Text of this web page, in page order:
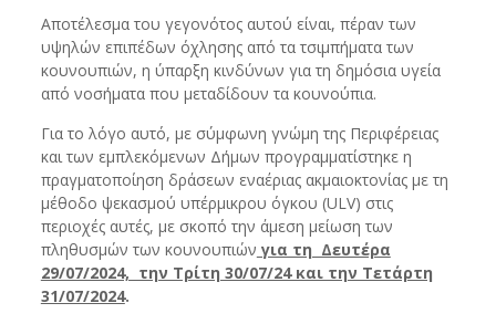
Αποτέλεσμα του γεγονότος αυτού είναι, πέραν των
υψηλών επιπέδων όχλησης από τα τσιμπήματα των
κουνουπιών, η ύπαρξη κινδύνων για τη δημόσια υγεία
από νοσήματα που μεταδίδουν τα κουνούπια.
Για το λόγο αυτό, με σύμφωνη γνώμη της Περιφέρειας
και των εμπλεκόμενων Δήμων προγραμματίστηκε η
πραγματοποίηση δράσεων εναέριας ακμαιοκτονίας με τη
μέθοδο ψεκασμού υπέρμικρου όγκου (ULV) στις
περιοχές αυτές, με σκοπό την άμεση μείωση των
πληθυσμών των κουνουπιών για τη Δευτέρα
29/07/2024, την Τρίτη 30/07/24 και την Τετάρτη
31/07/2024.